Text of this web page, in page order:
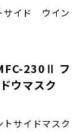
イド ウイン
230Ⅱ フ
ウマスク
サイドマスク